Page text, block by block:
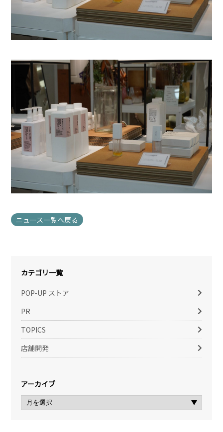
ニュース一覧へ戻る
カテゴリ一覧
POP-UP ストア
PR
TOPICS
店舗開発
アーカイブ